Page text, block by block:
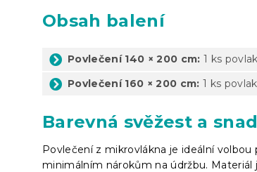
Obsah balení
Povlečení 140 × 200 cm: 1 ks
Povlečení 160 × 200 cm: 1 ks
Barevná svěžest a
Povlečení z mikrovlákna je ideální
minimálním nárokům na údržbu.